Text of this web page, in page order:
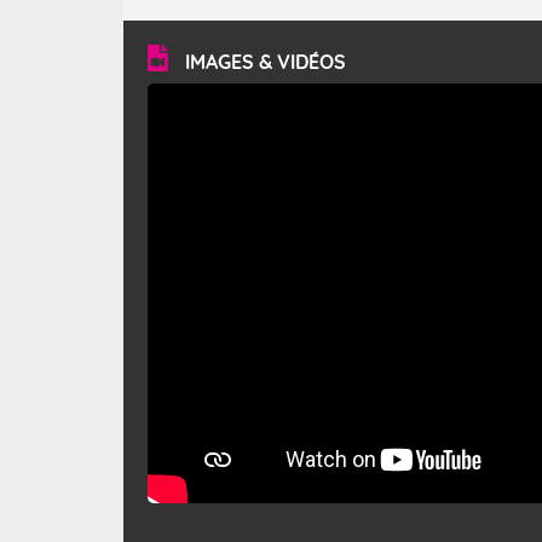
vitesse moyenne de 50 km/h et atteindre 80 à 100 km/h
en rafales, parfois davantage. Il parcourt la basse vallée
du Rhône et la Provence et envahit le littoral
méditerranéen à partir de la Camargue.
IMAGES & VIDÉOS